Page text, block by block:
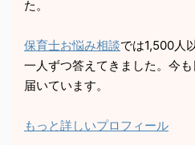
た。
保育士お悩み相談では1,500人
一人ずつ答えてきました。今
届いています。
もっと詳しいプロフィール